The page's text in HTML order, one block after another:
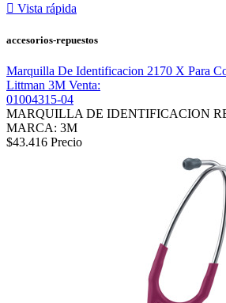
 Vista rápida
accesorios-repuestos
Marquilla De Identificacion 2170 X Para
Littman 3M Venta:
01004315-04
MARQUILLA DE IDENTIFICACION
MARCA: 3M
$43.416 Precio